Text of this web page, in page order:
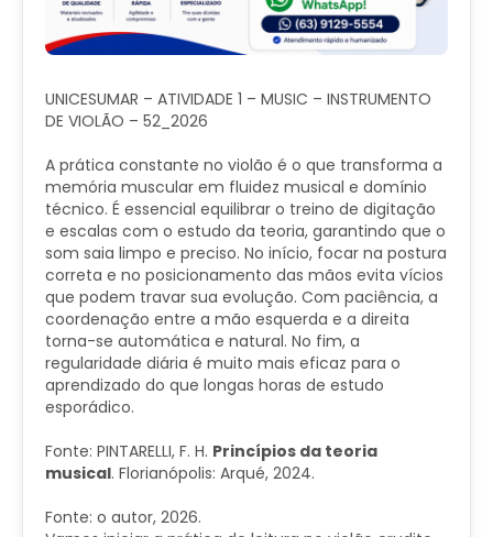
UNICESUMAR – ATIVIDADE 1 – MUSIC – INSTRUMENTO
DE VIOLÃO – 52_2026
A prática constante no violão é o que transforma a
memória muscular em fluidez musical e domínio
técnico. É essencial equilibrar o treino de digitação
e escalas com o estudo da teoria, garantindo que o
som saia limpo e preciso. No início, focar na postura
correta e no posicionamento das mãos evita vícios
que podem travar sua evolução. Com paciência, a
coordenação entre a mão esquerda e a direita
torna-se automática e natural. No fim, a
regularidade diária é muito mais eficaz para o
aprendizado do que longas horas de estudo
esporádico.
Fonte: PINTARELLI, F. H. Princípios da teoria
musical. Florianópolis: Arqué, 2024.​
Fonte: o autor, 2026.